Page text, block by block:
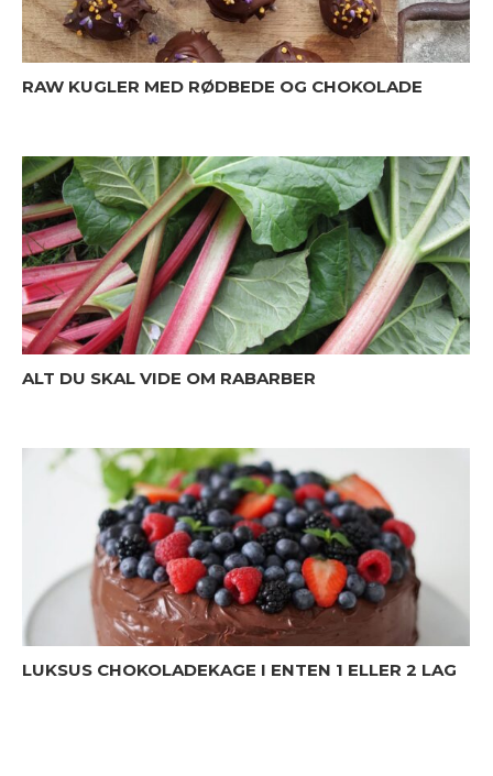
RAW KUGLER MED RØDBEDE OG CHOKOLADE
ALT DU SKAL VIDE OM RABARBER
LUKSUS CHOKOLADEKAGE I ENTEN 1 ELLER 2 LAG